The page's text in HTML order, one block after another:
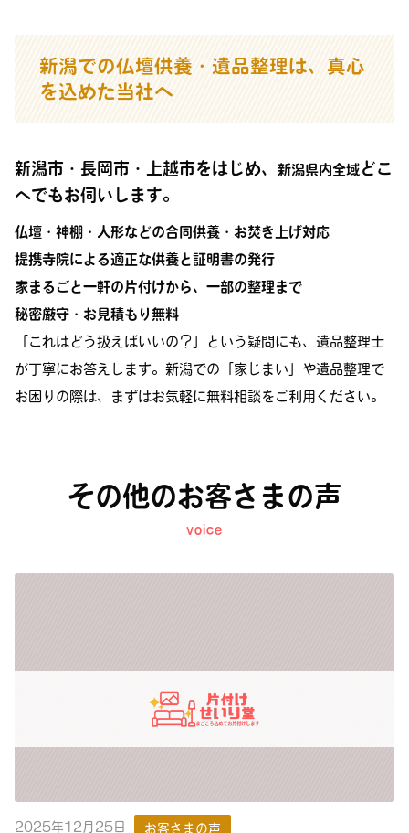
新潟での仏壇供養・遺品整理は、真心
を込めた当社へ
新潟市・長岡市・上越市をはじめ、 新潟県内全域どこ
へでもお伺いします。
仏壇・神棚・人形などの合同供養・お焚き上げ対応
提携寺院による適正な供養と証明書の発行
家まるごと一軒の片付けから、一部の整理まで
秘密厳守・お見積もり無料
「これはどう扱えばいいの？」という疑問にも、遺品整理士
が丁寧にお答えします。新潟での「家じまい」や遺品整理で
お困りの際は、まずはお気軽に無料相談をご利用ください。
その他のお客さまの声
voice
2025年12月25日 お客さまの声